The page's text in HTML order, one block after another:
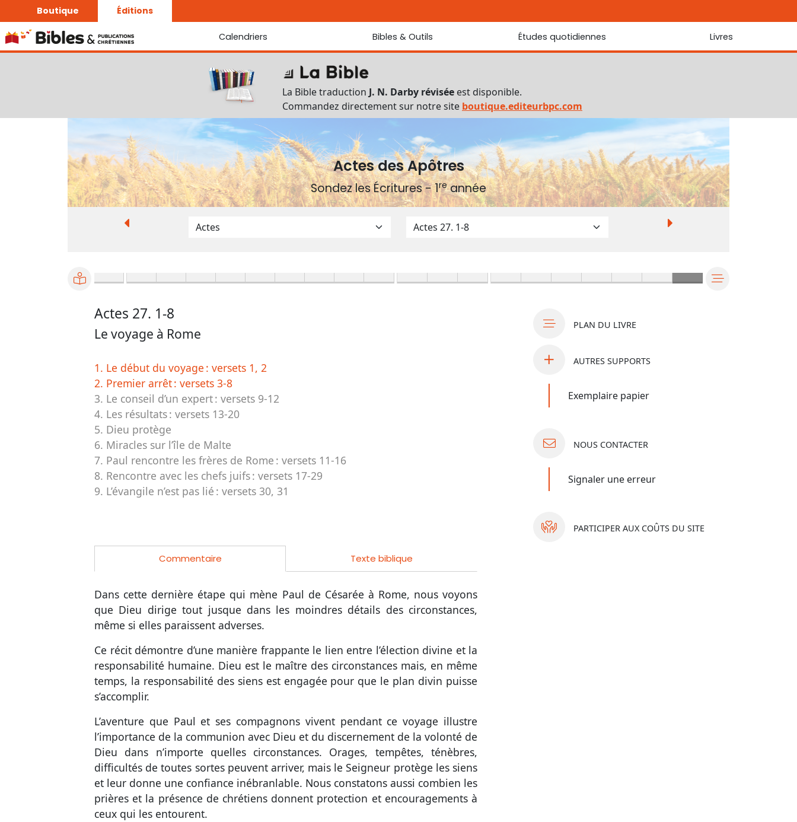
Boutique Éditions
Calendriers
La Bonne Semence
Le Seigneur est proche
Bibles & Outils
Bibles
Traduction J. N. Darby révisée
Traduction J. N. Darby
Ancien Testament interlinéaire
Outils
Lexique grec du Nouveau Testament
Questionnaire de connaissances du Nouveau Testament
Téléchargements
Études quotidiennes Livres
Bibliothèque
La Bible traduction J. N. Darby révisée est disponible.
Commandez directement sur notre site boutique.editeurbpc.com
Actes des Apôtres
Sondez les Écritures - 1reannée
Actes 27. 1-8
Le voyage à Rome
1. Le début du voyage : versets 1, 2
2. Premier arrêt : versets 3-8
3. Le conseil d’un expert : versets 9-12
4. Les résultats : versets 13-20
5. Dieu protège
6. Miracles sur l’île de Malte
7. Paul rencontre les frères de Rome : versets 11-16
8. Rencontre avec les chefs juifs : versets 17-29
9. L’évangile n’est pas lié : versets 30, 31
Commentaire Texte biblique
Dans cette dernière étape qui mène Paul de Césarée à Rome, nous voyons
que Dieu dirige tout jusque dans les moindres détails des circonstances,
même si elles paraissent adverses.
Ce récit démontre d’une manière frappante le lien entre l’élection divine et la
responsabilité humaine. Dieu est le maître des circonstances mais, en même
temps, la responsabilité des siens est engagée pour que le plan divin puisse
s’accomplir.
L’aventure que Paul et ses compagnons vivent pendant ce voyage illustre
l’importance de la communion avec Dieu et du discernement de la volonté de
Dieu dans n’importe quelles circonstances. Orages, tempêtes, ténèbres,
difficultés de toutes sortes peuvent arriver, mais le Seigneur protège les siens
et leur donne une confiance inébranlable. Nous constatons aussi combien les
prières et la présence de chrétiens donnent protection et encouragements à
ceux qui les entourent.
PLAN DU LIVRE
AUTRES SUPPORTS
Exemplaire papier
NOUS CONTACTER
Signaler une erreur
PARTICIPER AUX COÛTS DU SITE